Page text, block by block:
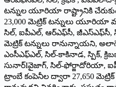
టన్నుల యూరియా రాష్ట్రానికి
23,000 మెట్రిక్‌ టన్నులు యూరియా
సిల్‌, ఐపీఎల్‌, ఆర్‌ఎఫ్‌సీ, జీఎస్‌ఎఫ్‌సీ,
మెట్రిక్‌ టన్నులు రానున్నాయని,
ఎంసీఎఫ్‌ఎల్‌, సిల్‌-కాకినాడ, స్పిక్‌,
సునార్‌Iవైజాగ్‌, సిల్‌-ఫోర్జాదోరియా,
ట్రాంబే కంపెనీల ద్వారా 27,650